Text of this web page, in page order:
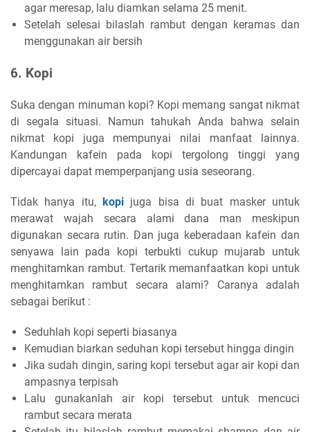
agar meresap, lalu diamkan selama 25 menit.
Setelah selesai bilaslah rambut dengan keramas dan
menggunakan air bersih
6. Kopi
Suka dengan minuman kopi? Kopi memang sangat nikmat
di segala situasi. Namun tahukah Anda bahwa selain
nikmat kopi juga mempunyai nilai manfaat lainnya.
Kandungan kafein pada kopi tergolong tinggi yang
dipercayai dapat memperpanjang usia seseorang.
Tidak hanya itu, kopi juga bisa di buat masker untuk
merawat wajah secara alami dana man meskipun
digunakan secara rutin. Dan juga keberadaan kafein dan
senyawa lain pada kopi terbukti cukup mujarab untuk
menghitamkan rambut. Tertarik memanfaatkan kopi untuk
menghitamkan rambut secara alami? Caranya adalah
sebagai berikut :
Seduhlah kopi seperti biasanya
Kemudian biarkan seduhan kopi tersebut hingga dingin
Jika sudah dingin, saring kopi tersebut agar air kopi dan
ampasnya terpisah
Lalu gunakanlah air kopi tersebut untuk mencuci
rambut secara merata